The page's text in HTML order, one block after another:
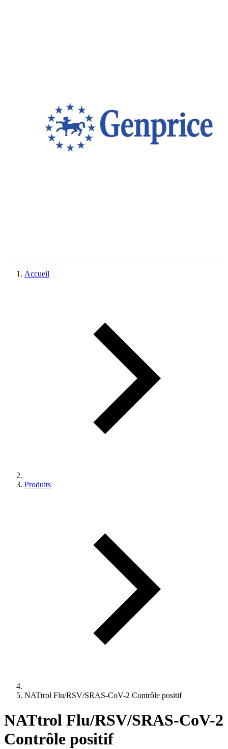
Accueil
Produits
NATtrol Flu/RSV/SRAS-CoV-2 Contrôle positif
NATtrol Flu/RSV/SRAS-CoV-2
Contrôle positif